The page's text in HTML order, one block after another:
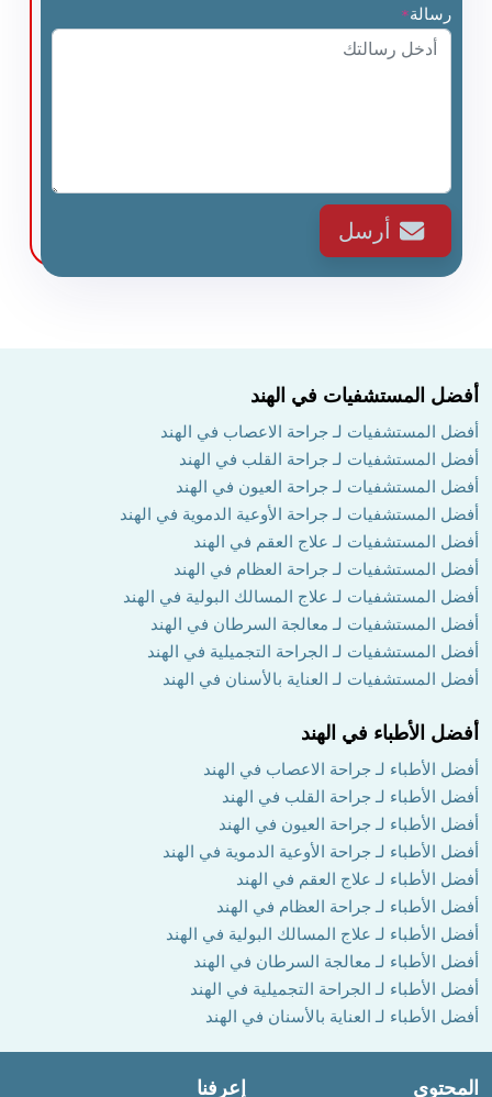
رسالة*
أرسل
أفضل المستشفيات في الهند
أفضل المستشفيات لـ جراحة الاعصاب في الهند
أفضل المستشفيات لـ جراحة القلب في الهند
أفضل المستشفيات لـ جراحة العيون في الهند
أفضل المستشفيات لـ جراحة الأوعية الدموية في الهند
أفضل المستشفيات لـ علاج العقم في الهند
أفضل المستشفيات لـ جراحة العظام في الهند
أفضل المستشفيات لـ علاج المسالك البولية في الهند
أفضل المستشفيات لـ معالجة السرطان في الهند
أفضل المستشفيات لـ الجراحة التجميلية في الهند
أفضل المستشفيات لـ العناية بالأسنان في الهند
أفضل الأطباء في الهند
أفضل الأطباء لـ جراحة الاعصاب في الهند
أفضل الأطباء لـ جراحة القلب في الهند
أفضل الأطباء لـ جراحة العيون في الهند
أفضل الأطباء لـ جراحة الأوعية الدموية في الهند
أفضل الأطباء لـ علاج العقم في الهند
أفضل الأطباء لـ جراحة العظام في الهند
أفضل الأطباء لـ علاج المسالك البولية في الهند
أفضل الأطباء لـ معالجة السرطان في الهند
أفضل الأطباء لـ الجراحة التجميلية في الهند
أفضل الأطباء لـ العناية بالأسنان في الهند
المحتوى إعرفنا